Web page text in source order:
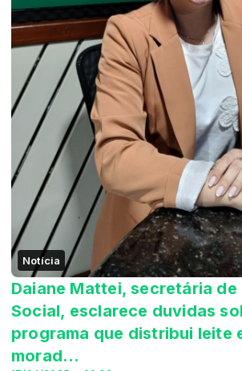
Notícia
Daiane Mattei, secretária
Social, esclarece duvidas
programa que distribui leite
morad...